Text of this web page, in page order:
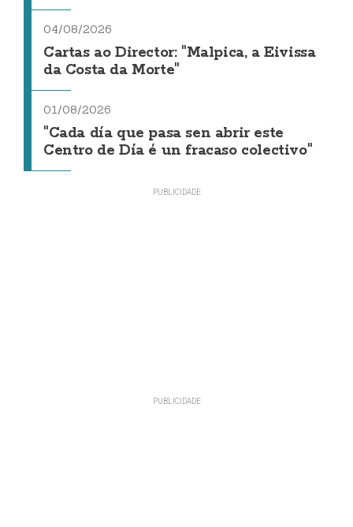
04/08/2026
Cartas ao Director: "Malpica, a Eivissa
da Costa da Morte"
01/08/2026
"Cada día que pasa sen abrir este
Centro de Día é un fracaso colectivo"